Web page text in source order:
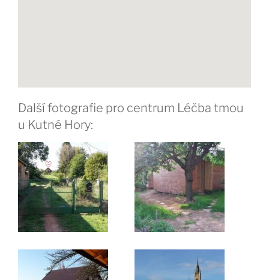
Další fotografie pro centrum Léčba tmou
u Kutné Hory: